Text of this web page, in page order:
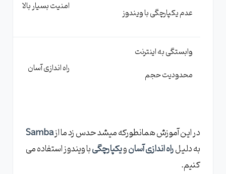
عدم یکپارچگی با ویندوز
امنیت بسیار بالا
وابستگی به اینترنت
محدودیت حجم
راه اندازی آسان
در این آموزش همانطورکه میشد حدس زد ما ازSamba
به دلیلراه اندازی آسانویکپارچگیبا ویندوز استفاده می
کنیم.